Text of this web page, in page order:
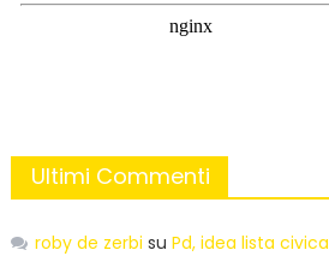
Ultimi Commenti
roby de zerbi su Pd, idea lista civica